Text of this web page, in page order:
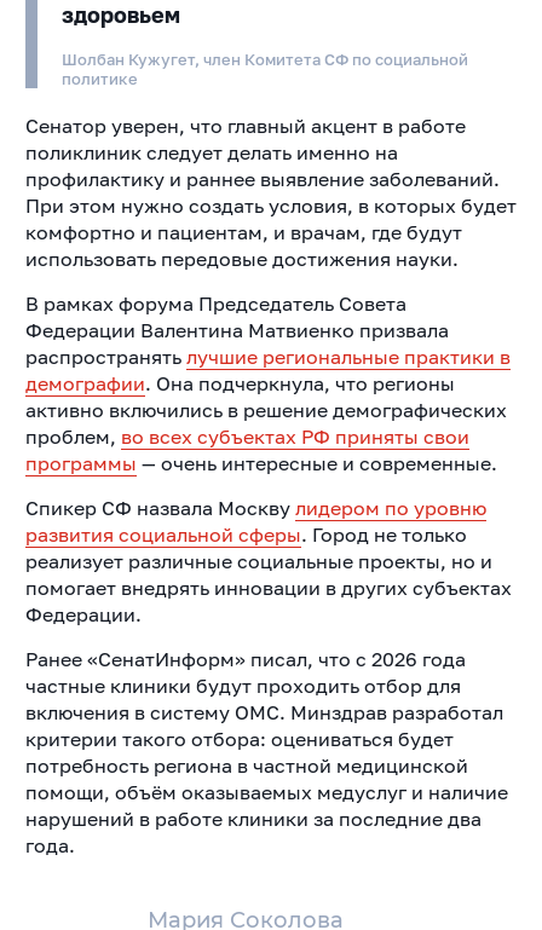
Мария Соколова
здоровьем
Шолбан Кужугет, член Комитета СФ по социальной
политике
Сенатор уверен, что главный акцент в работе
поликлиник следует делать именно на
профилактику и раннее выявление заболеваний.
При этом нужно создать условия, в которых будет
комфортно и пациентам, и врачам, где будут
использовать передовые достижения науки.
В рамках форума Председатель Совета
Федерации Валентина Матвиенко призвала
распространять лучшие региональные практики в
демографии. Она подчеркнула, что регионы
активно включились в решение демографических
проблем, во всех субъектах РФ приняты свои
программы — очень интересные и современные.
Спикер СФ назвала Москву лидером по уровню
развития социальной сферы. Город не только
реализует различные социальные проекты, но и
помогает внедрять инновации в других субъектах
Федерации.
Ранее «СенатИнформ» писал, что с 2026 года
частные клиники будут проходить отбор для
включения в систему ОМС. Минздрав разработал
критерии такого отбора: оцениваться будет
потребность региона в частной медицинской
помощи, объём оказываемых медуслуг и наличие
нарушений в работе клиники за последние два
года.